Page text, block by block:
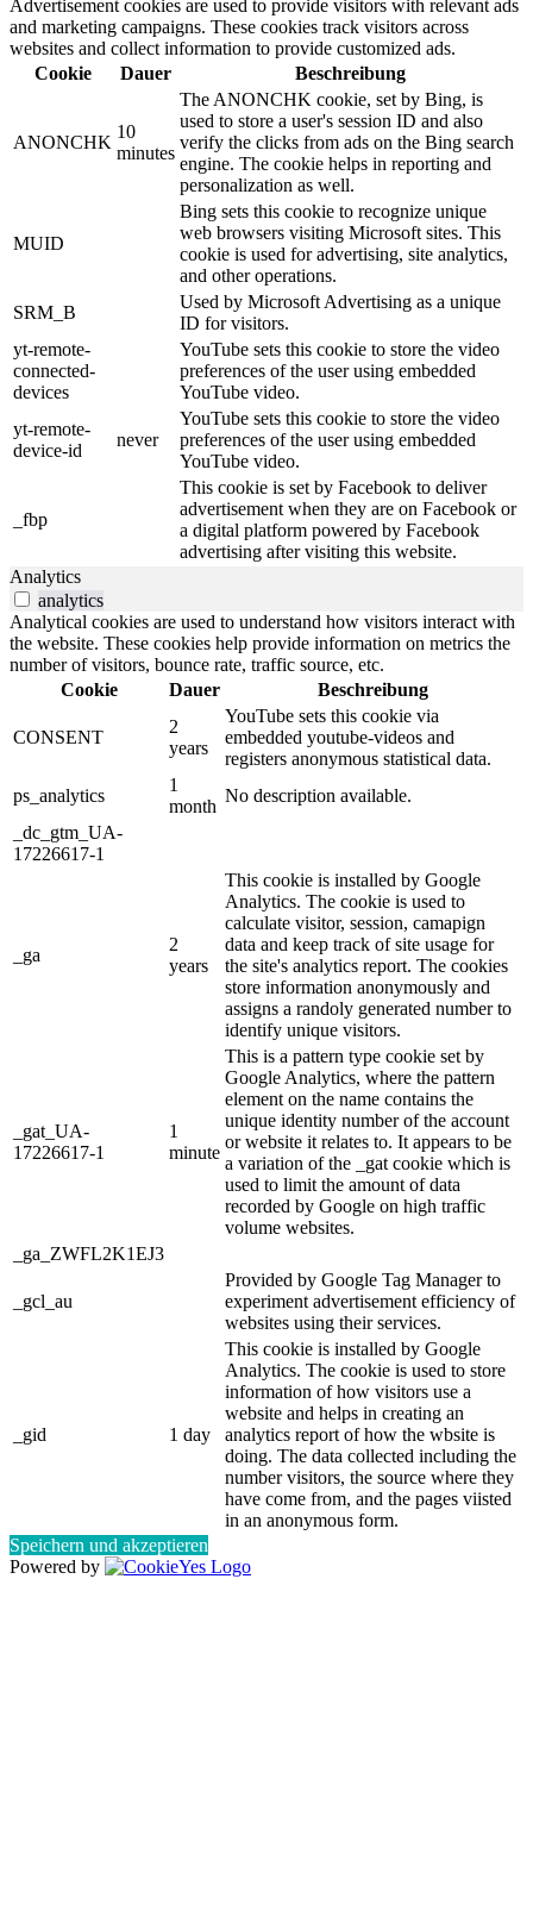
Advertisement cookies are used to provide visitors with relevant ads
and marketing campaigns. These cookies track visitors across
websites and collect information to provide customized ads.
Cookie
Dauer Beschreibung
ANONCHK
10
minutes
The ANONCHK cookie, set by Bing, is
used to store a user's session ID and also
verify the clicks from ads on the Bing search
engine. The cookie helps in reporting and
personalization as well.
MUID
Bing sets this cookie to recognize unique
web browsers visiting Microsoft sites. This
cookie is used for advertising, site analytics,
and other operations.
SRM_B
Used by Microsoft Advertising as a unique
ID for visitors.
yt-remote-
connected-
devices
YouTube sets this cookie to store the video
preferences of the user using embedded
YouTube video.
yt-remote-
device-id
never
YouTube sets this cookie to store the video
preferences of the user using embedded
YouTube video.
_fbp
This cookie is set by Facebook to deliver
advertisement when they are on Facebook or
a digital platform powered by Facebook
advertising after visiting this website.
Analytics
analytics
Analytical cookies are used to understand how visitors interact with
the website. These cookies help provide information on metrics the
number of visitors, bounce rate, traffic source, etc.
Cookie
Dauer Beschreibung
CONSENT
2
years
YouTube sets this cookie via
embedded youtube-videos and
registers anonymous statistical data.
ps_analytics
1
month
No description available.
_dc_gtm_UA-
17226617-1
_ga
2
years
This cookie is installed by Google
Analytics. The cookie is used to
calculate visitor, session, camapign
data and keep track of site usage for
the site's analytics report. The cookies
store information anonymously and
assigns a randoly generated number to
identify unique visitors.
_gat_UA-
17226617-1
1
minute
This is a pattern type cookie set by
Google Analytics, where the pattern
element on the name contains the
unique identity number of the account
or website it relates to. It appears to be
a variation of the _gat cookie which is
used to limit the amount of data
recorded by Google on high traffic
volume websites.
_ga_ZWFL2K1EJ3
_gcl_au
Provided by Google Tag Manager to
experiment advertisement efficiency of
websites using their services.
_gid 1 day
This cookie is installed by Google
Analytics. The cookie is used to store
information of how visitors use a
website and helps in creating an
analytics report of how the wbsite is
doing. The data collected including the
number visitors, the source where they
have come from, and the pages viisted
in an anonymous form.
Speichern und akzeptieren
Powered by